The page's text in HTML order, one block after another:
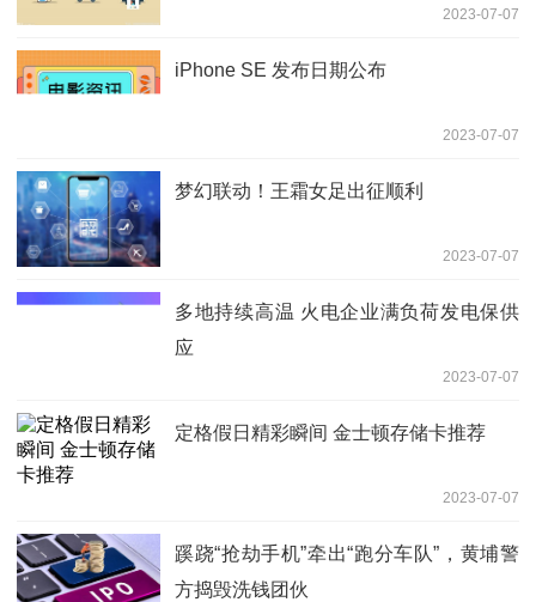
2023-07-07
iPhone SE 发布日期公布
2023-07-07
梦幻联动！王霜女足出征顺利
2023-07-07
多地持续高温 火电企业满负荷发电保供
应
2023-07-07
定格假日精彩瞬间 金士顿存储卡推荐
2023-07-07
蹊跷“抢劫手机”牵出“跑分车队”，黄埔警
方捣毁洗钱团伙